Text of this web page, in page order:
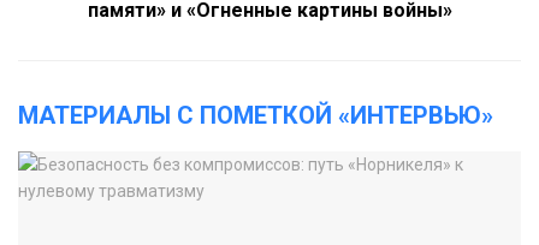
памяти» и «Огненные картины войны»
МАТЕРИАЛЫ С ПОМЕТКОЙ «ИНТЕРВЬЮ»